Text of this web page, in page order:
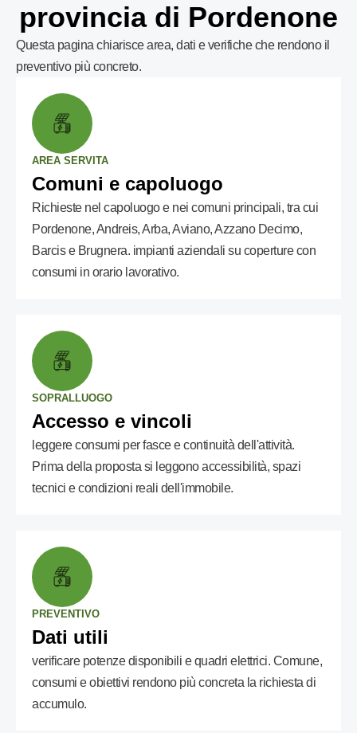
provincia di Pordenone
Questa pagina chiarisce area, dati e verifiche che rendono il
preventivo più concreto.
AREA SERVITA
Comuni e capoluogo
Richieste nel capoluogo e nei comuni principali, tra cui
Pordenone, Andreis, Arba, Aviano, Azzano Decimo,
Barcis e Brugnera. impianti aziendali su coperture con
consumi in orario lavorativo.
SOPRALLUOGO
Accesso e vincoli
leggere consumi per fasce e continuità dell'attività.
Prima della proposta si leggono accessibilità, spazi
tecnici e condizioni reali dell'immobile.
PREVENTIVO
Dati utili
verificare potenze disponibili e quadri elettrici. Comune,
consumi e obiettivi rendono più concreta la richiesta di
accumulo.